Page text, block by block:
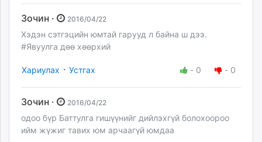
Зочин · 2016/04/22
Хэдэн сэтгэцийн юмтай гарууд л байна ш дээ.
#Явуулга дөө хөөрхий
Хариулах · Устгах - 0 - 0
Зочин · 2016/04/22
одоо бүр Баттулга гишүүнийг дийлэхгүй болохоороо
ийм жүжиг тавих юм арчаагүй юмдаа